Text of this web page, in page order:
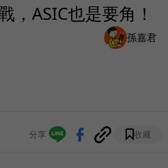
，ASIC也是要角！
孫嘉君
分享 收藏